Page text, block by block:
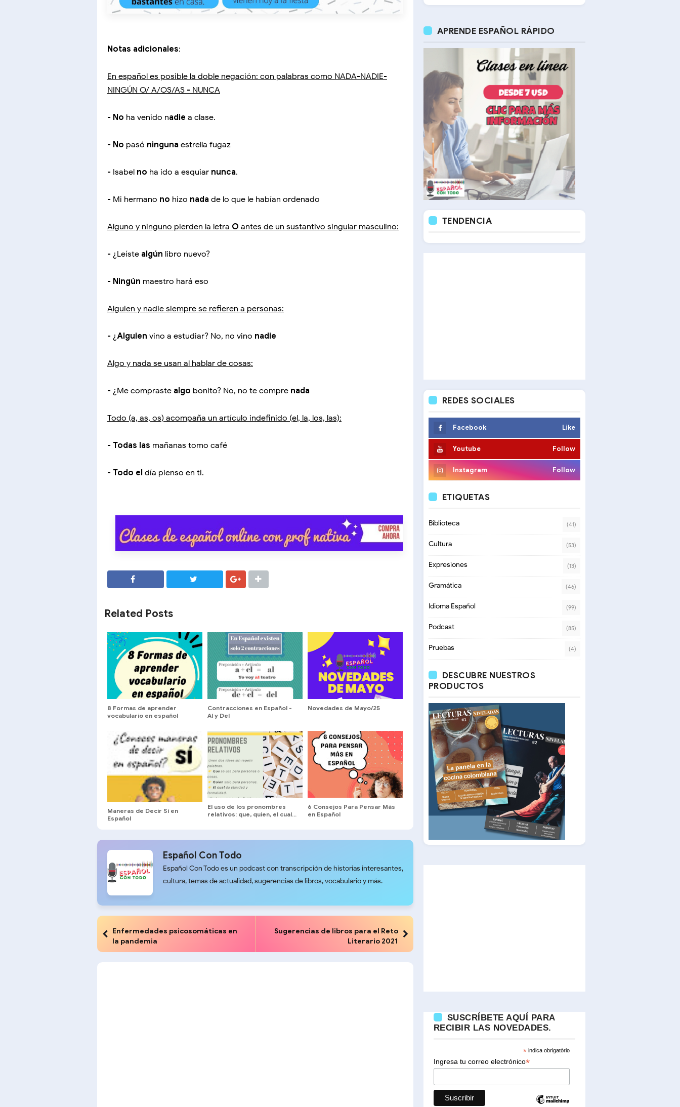
Notas adicionales:
En español es posible la doble negación: con palabras como NADA-NADIE-
NINGÚN O/ A/OS/AS - NUNCA
- No ha venido nadie a clase.
- No pasó ninguna estrella fugaz
- Isabel no ha ido a esquiar nunca.
- Mi hermano no hizo nada de lo que le habían ordenado
Alguno y ninguno pierden la letra O antes de un sustantivo singular masculino:
- ¿Leíste algún libro nuevo?
- Ningún maestro hará eso
Alguien y nadie siempre se refieren a personas:
- ¿Alguien vino a estudiar? No, no vino nadie
Algo y nada se usan al hablar de cosas:
- ¿Me compraste algo bonito? No, no te compre nada
Todo (a, as, os) acompaña un artículo indefinido (el, la, los, las):
- Todas las mañanas tomo café
- Todo el día pienso en ti.
Related Posts
8 Formas de aprender
vocabulario en español
Contracciones en Español -
Al y Del
Novedades de Mayo/25
Maneras de Decir Sí en
Español
El uso de los pronombres
relativos: que, quien, el cual...
6 Consejos Para Pensar Más
en Español
Español Con Todo
Español Con Todo es un podcast con transcripción de historias interesantes,
cultura, temas de actualidad, sugerencias de libros, vocabulario y más.
Enfermedades psicosomáticas en
la pandemia
Sugerencias de libros para el Reto
Literario 2021
APRENDE ESPAÑOL RÁPIDO
TENDENCIA
REDES SOCIALES
Facebook Like
Youtube Follow
Instagram Follow
ETIQUETAS
Biblioteca (41)
Cultura (53)
Expresiones (13)
Gramática (46)
Idioma Español (99)
Podcast (85)
Pruebas (4)
DESCUBRE NUESTROS
PRODUCTOS
SUSCRÍBETE AQUÍ PARA
RECIBIR LAS NOVEDADES.
*indica obrigatório
Ingresa tu correo electrónico*